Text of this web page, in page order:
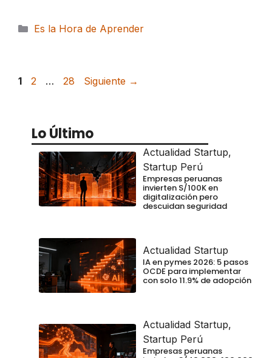
Categorías
Es la Hora de Aprender
Página
1 Página
2 … Página
28 Siguiente →
Lo Último
Actualidad Startup,
Startup Perú
Empresas peruanas
invierten S/100K en
digitalización pero
descuidan seguridad
Actualidad Startup
IA en pymes 2026: 5 pasos
OCDE para implementar
con solo 11.9% de adopción
Actualidad Startup,
Startup Perú
Empresas peruanas